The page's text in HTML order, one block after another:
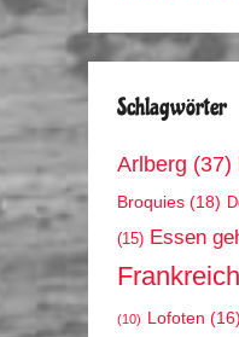
Schlagwörter
Arlberg (37)
Broquies (18)
(15) Essen
Frankreich
(10) Lofoten (16)